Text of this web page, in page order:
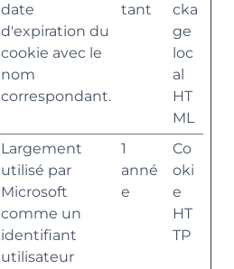
date
d'expiration du
cookie avec le
nom
correspondant.
tant
cka
ge
loc
al
HT
ML
Largement
utilisé par
Microsoft
comme un
identifiant
utilisateur
1
anné
e
Co
oki
e
HT
TP